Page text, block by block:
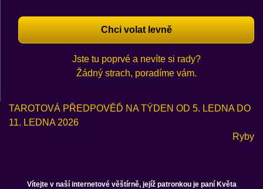
Chci volat levně
Jste tu poprvé a nevíte si rady?
Žádný strach, poradíme vám.
TAROTOVÁ PŘEDPOVĚĎ NA TÝDEN OD 5. LEDNA DO
11. LEDNA 2026
Ryby
Vítejte v naší internetové věštírně, jejíž patronkou je paní Květa